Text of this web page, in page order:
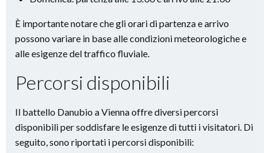
È importante notare che gli orari di partenza e arrivo
possono variare in base alle condizioni meteorologiche e
alle esigenze del traffico fluviale.
Percorsi disponibili
Il battello Danubio a Vienna offre diversi percorsi
disponibili per soddisfare le esigenze di tutti i visitatori. Di
seguito, sono riportati i percorsi disponibili: